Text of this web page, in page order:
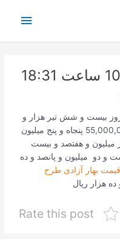
اصلی
105,410,866 ریال امروز بیست و شش تیر هزار و
55,000,000 پنجاه و پنج میلیون
و چهار میلیون و هفتصد و بیست
بیست و دو میلیون و پانصد و ده
قیمت بهار آزادی طرح
Rate this post